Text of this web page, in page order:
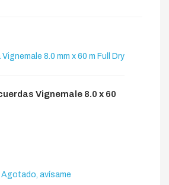
Vignemale 8.0 x 60
Agotado, avísame